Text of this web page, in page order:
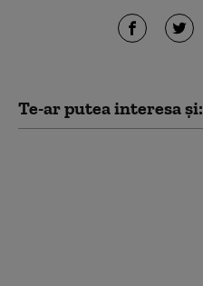
Te-ar putea interesa și: